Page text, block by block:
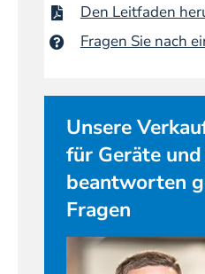
Den Leitfaden
Fragen Sie nach
Unsere
für Geräte
beantworten
Fragen